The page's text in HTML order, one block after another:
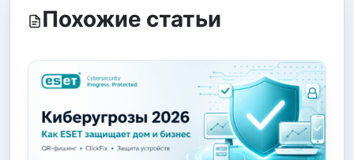
Похожие статьи